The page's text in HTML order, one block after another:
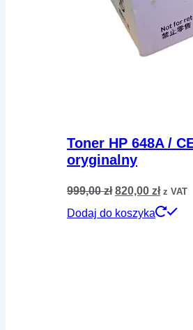
Toner HP 648A /
oryginalny
999,00zł Pierwotna
cena
820,00 zł
cena
z VAT
Dodaj do koszyka